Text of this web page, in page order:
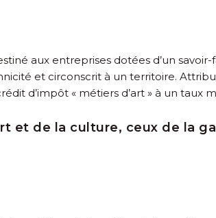
aux entreprises dotées d’un savoir-
et circonscrit à un territoire.
d’impôt « métiers d’art » à un taux
et de la culture, ceux de la